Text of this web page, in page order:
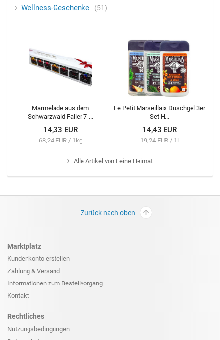
Wellness-Geschenke 51
Marmelade aus dem
Schwarzwald Faller 7-...
14,33 EUR
68,24 EUR / 1kg
Le Petit Marseillais Duschgel 3er
Set H...
14,43 EUR
19,24 EUR / 1l
Alle Artikel von Feine Heimat
Zurück nach oben
Marktplatz
Kundenkonto erstellen
Zahlung & Versand
Informationen zum Bestellvorgang
Kontakt
Rechtliches
Nutzungsbedingungen